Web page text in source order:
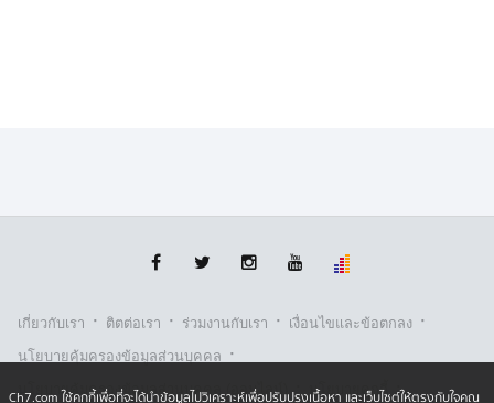
เกี่ยวกับเรา · ติตต่อเรา · ร่วมงานกับเรา · เงื่อนไขและข้อตกลง ·
นโยบายคุ้มครองข้อมูลส่วนบุคคล ·
นโยบายคุ้มครองข้อมูลส่วนบุคคล (ออนไลน์) · นโยบายคุกกี้ ·
Ch7.com ใช้คุกกี้เพื่อที่จะได้นำข้อมูลไปวิเคราะห์เพื่อปรับปรุงเนื้อหา และเว็บไซต์ให้ตรงกับใจคุณ